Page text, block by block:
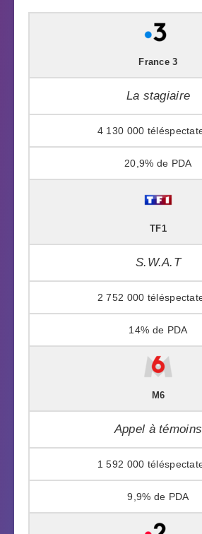
France 3
La stagiaire
4 130 000
20,9%
TF1
S.W.A.T
2 752 000
14%
M6
Appel à témoins
1 592 000
9,9%